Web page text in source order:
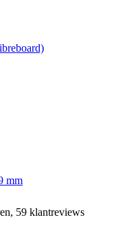
mm
59 klantreviews